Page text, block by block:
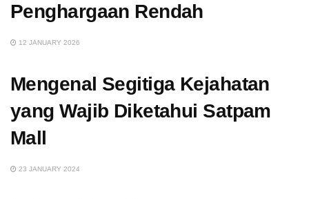
Penghargaan Rendah
12 JANUARY 2026
Mengenal Segitiga Kejahatan
yang Wajib Diketahui Satpam
Mall
23 JANUARY 2024